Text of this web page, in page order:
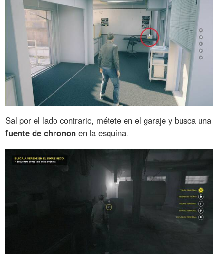
Sal por el lado contrario, métete en el garaje y busca una
fuente de chronon en la esquina.